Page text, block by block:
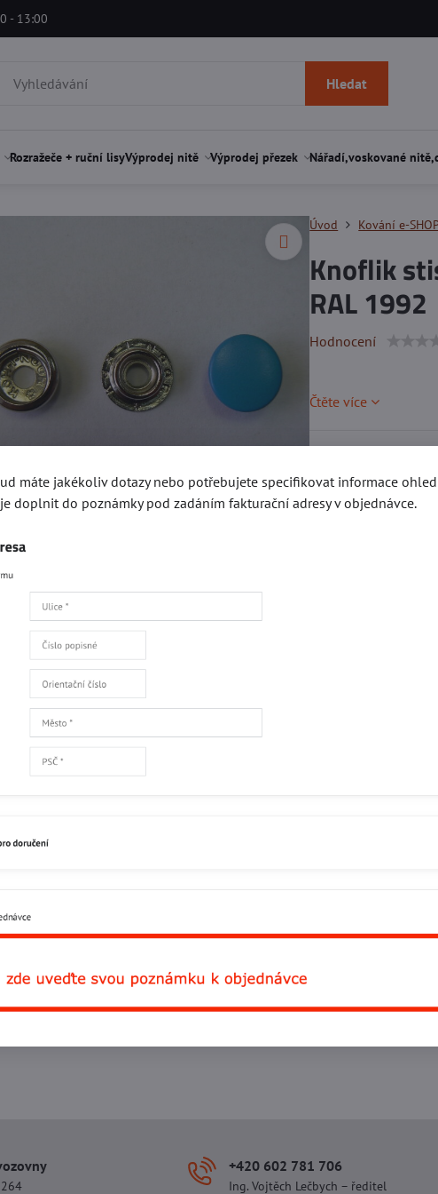
- 13:00
Hledat
Rozražeče + ruční lisyVýprodej nitě Výprodej přezek Nářadí,voskované
Úvod Kování e-
Knoflik
RAL 1992
Hodnocení
Čtěte více
Kování e-SHOP
+420 602 781 706
Ing. Vojtěch Lečbych – ředitel
máte jakékoliv dotazy nebo potřebujete specifikovat informace
doplnit do poznámky pod zadáním fakturační adresy v objednávce.